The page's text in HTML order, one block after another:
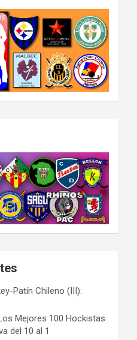
Patín Chileno (III):
Mejores 100 Hockistas
del 10 al 1